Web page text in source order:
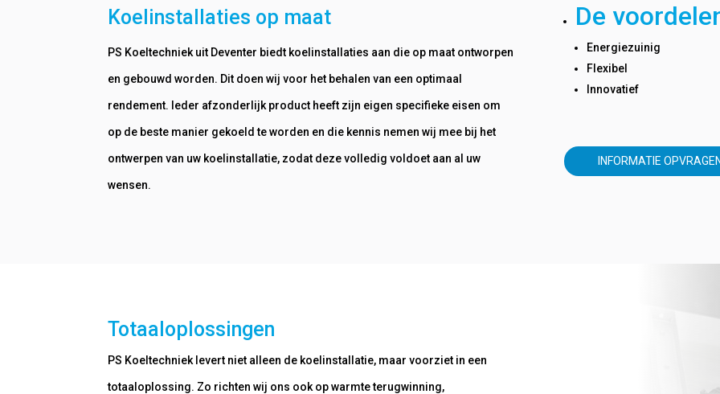
Koelinstallaties op maat
PS Koeltechniek uit Deventer biedt koelinstallaties aan die op maat ontworpen
en gebouwd worden. Dit doen wij voor het behalen van een optimaal
rendement. Ieder afzonderlijk product heeft zijn eigen specifieke eisen om
op de beste manier gekoeld te worden en die kennis nemen wij mee bij het
ontwerpen van uw koelinstallatie, zodat deze volledig voldoet aan al uw
wensen.
De
Energiezuinig
Flexibel
Innovatief
INFORMATIE
Totaaloplossingen
PS Koeltechniek levert niet alleen de koelinstallatie, maar voorziet in een
totaaloplossing. Zo richten wij ons ook op warmte terugwinning,